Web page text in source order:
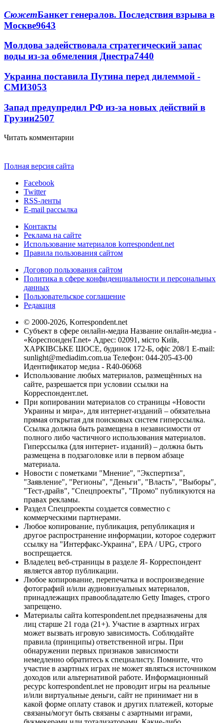
СюжетБанкет генералов. Последствия взрыва в
Москве9643
Молдова задействовала стратегический запас
воды из-за обмеления Днестра7440
Украина поставила Путина перед дилеммой -
СМИ3053
Запад предупредил РФ из-за новых действий в
Грузии2507
Читать комментарии
Полная версия сайта
Facebook
Twitter
RSS-ленты
E-mail рассылка
Контакты
Реклама на сайте
Использование материалов korrespondent.net
Правила пользования сайтом
Договор пользования сайтом
Политика в сфере конфиденциальности и персональных
данных
Пользовательское соглашение
Редакция
© 2000-2026, Korrespondent.net
Субъект в сфере онлайн-медиа Название онлайн-медиа -
«КореспонденТ.net» Адрес: 02091, місто Київ,
ХАРКІВСЬКЕ ШОСЕ, будинок 172-Б, офіс 208/1 E-mail:
sunlight@mediadim.com.ua Телефон: 044-205-43-00
Идентификатор медиа - R40-06068
Использование любых материалов, размещённых на
сайте, разрешается при условии ссылки на
Корреспондент.net.
При копировании материалов со страницы «Новости
Украины и мира», для интернет-изданий – обязательна
прямая открытая для поисковых систем гиперссылка.
Ссылка должна быть размещена в независимости от
полного либо частичного использования материалов.
Гиперссылка (для интернет- изданий) – должна быть
размещена в подзаголовке или в первом абзаце
материала.
Новости с пометками "Мнение", "Экспертиза",
"Заявление", "Регионы", "Деньги", "Власть", "Выборы",
"Тест-драйв", "Спецпроекты", "Промо" публикуются на
правах рекламы.
Раздел Спецпроекты создается совместно с
коммерческими партнерами.
Любое копирование, публикация, републикация и
другое распространение информации, которое содержит
ссылку на "Интерфакс-Украина", EPA / UPG, строго
воспрещается.
Владелец веб-страницы в разделе Я- Корреспондент
является автор публикации.
Любое копирование, перепечатка и воспроизведение
фотографий и/или аудиовизуальных материалов,
принадлежащих правообладателю Getty Images, строго
запрещено.
Материалы сайта korrespondent.net предназначены для
лиц старше 21 года (21+). Участие в азартных играх
может вызвать игровую зависимость. Соблюдайте
правила (принципы) ответственной игры. При
обнаружении первых признаков зависимости
немедленно обратитесь к специалисту. Помните, что
участие в азартных играх не может являться источником
доходов или альтернативой работе. Информационный
ресурс korrespondent.net не проводит игры на реальные
и/или виртуальные деньги, сайт не принимает ни в
какой форме оплату ставок и других платежей, которые
связаны/могут быть связаны с азартными играми,